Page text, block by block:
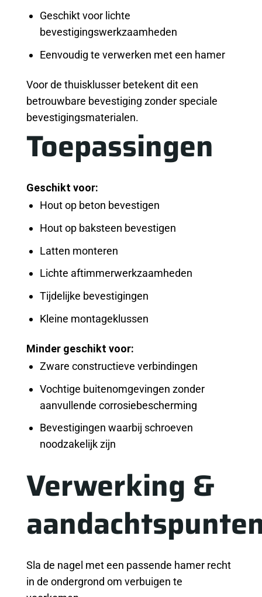
Geschikt voor lichte
bevestigingswerkzaamheden
Eenvoudig te verwerken met een hamer
Voor de thuisklusser betekent dit een
betrouwbare bevestiging zonder speciale
bevestigingsmaterialen.
Toepassingen
Geschikt voor:
Hout op beton bevestigen
Hout op baksteen bevestigen
Latten monteren
Lichte aftimmerwerkzaamheden
Tijdelijke bevestigingen
Kleine montageklussen
Minder geschikt voor:
Zware constructieve verbindingen
Vochtige buitenomgevingen zonder
aanvullende corrosiebescherming
Bevestigingen waarbij schroeven
noodzakelijk zijn
Verwerking &
Sla de nagel met een passende hamer recht
in de ondergrond om verbuigen te